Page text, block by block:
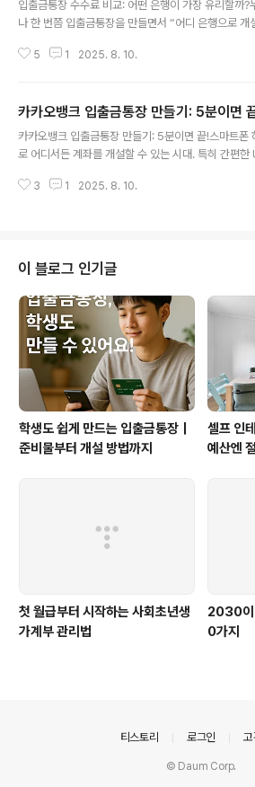
입출금통장 수수료 비교: 어떤 은행이 가장 유리할까?
나 한 번쯤 입출금통장을 만들면서 “어디 은행으로 개
지점을 선택하거나 주거래 은행만 고집하다가는, 매달
꾸준히 상위에 랭크될 만큼 많은 사람들이 가장 유리한
장을 찾고자 하고 있습니다. 그렇다면 어떤 은행의 입
통장이 수수료 측면에서 가장 유리할까요?먼저 주요 시
신한은행, 하나은행 등 전통적인 은행들은 월 급여이체
5 1 2025. 8. 10.
카카오뱅크 입출금통장 만들기: 5분이면
카카오뱅크 입출금통장 만들기: 5분이면 끝!스마트폰
로 어디서든 계좌를 개설할 수 있는 시대. 특히 간편한
회초년생부터 직장인, 주부까지 필수 금융 아이템으로
개설 팁을 자세히 알려드리겠습니다.카카오뱅크 입출금
장 개설은 모바일 전용으로 진행되기 때문에, 은행에 직
가지 않아도 됩니다. 준비물은 스마트폰, 본인 명의의
증, 본인 명의로 된 타 금융기관 계좌번호 이렇게 단 세
지입니다. 카카오뱅크 앱을 실행해 회원가입 후 ‘입출금
장 개설하기’를 누르면 간단한 본인인..
3 1 2025. 8. 10.
이 블로그 인기글
학생도 쉽게 만드는 입출금통장｜
준비물부터 개설 방법까지
셀프 인
예산엔
첫 월급부터 시작하는 사회초년생
가계부 관리법
2030이
0가지
티스토리 로그인
© Daum Corp.